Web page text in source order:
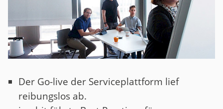
Der Go-live der Serviceplattform lief
reibungslos ab.